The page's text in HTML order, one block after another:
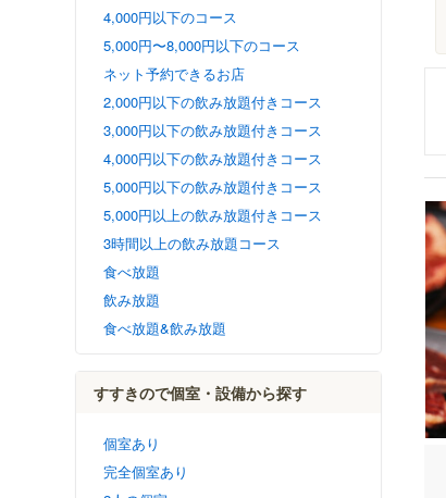
4,000円以下のコース
5,000円〜8,000円以下のコース
ネット予約できるお店
2,000円以下の飲み放題付きコース
3,000円以下の飲み放題付きコース
4,000円以下の飲み放題付きコース
5,000円以下の飲み放題付きコース
5,000円以上の飲み放題付きコース
3時間以上の飲み放題コース
食べ放題
飲み放題
食べ放題&飲み放題
すすきので個室・設備から探す
個室あり
完全個室あり